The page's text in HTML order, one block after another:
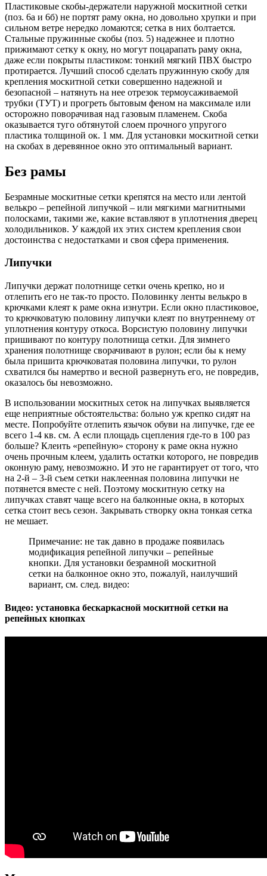
Пластиковые скобы-держатели наружной москитной сетки
(поз. 6а и 6б) не портят раму окна, но довольно хрупки и при
сильном ветре нередко ломаются; сетка в них болтается.
Стальные пружинные скобы (поз. 5) надежнее и плотно
прижимают сетку к окну, но могут поцарапать раму окна,
даже если покрыты пластиком: тонкий мягкий ПВХ быстро
протирается. Лучший способ сделать пружинную скобу для
крепления москитной сетки совершенно надежной и
безопасной – натянуть на нее отрезок термоусаживаемой
трубки (ТУТ) и прогреть бытовым феном на максимале или
осторожно поворачивая над газовым пламенем. Скоба
оказывается туго обтянутой слоем прочного упругого
пластика толщиной ок. 1 мм. Для установки москитной сетки
на скобах в деревянное окно это оптимальный вариант.
Без рамы
Безрамные москитные сетки крепятся на место или лентой
велькро – репейной липучкой – или мягкими магнитными
полосками, такими же, какие вставляют в уплотнения дверец
холодильников. У каждой их этих систем крепления свои
достоинства с недостатками и своя сфера применения.
Липучки
Липучки держат полотнище сетки очень крепко, но и
отлепить его не так-то просто. Половинку ленты велькро в
крючками клеят к раме окна изнутри. Если окно пластиковое,
то крючковатую половину липучки клеят по внутреннему от
уплотнения контуру откоса. Ворсистую половину липучки
пришивают по контуру полотнища сетки. Для зимнего
хранения полотнище сворачивают в рулон; если бы к нему
была пришита крючковатая половина липучки, то рулон
схватился бы намертво и весной развернуть его, не повредив,
оказалось бы невозможно.
В использовании москитных сеток на липучках выявляется
еще неприятные обстоятельства: больно уж крепко сидят на
месте. Попробуйте отлепить язычок обуви на липучке, где ее
всего 1-4 кв. см. А если площадь сцепления где-то в 100 раз
больше? Клеить «репейную» сторону к раме окна нужно
очень прочным клеем, удалить остатки которого, не повредив
оконную раму, невозможно. И это не гарантирует от того, что
на 2-й – 3-й съем сетки наклеенная половина липучки не
потянется вместе с ней. Поэтому москитную сетку на
липучках ставят чаще всего на балконные окна, в которых
сетка стоит весь сезон. Закрывать створку окна тонкая сетка
не мешает.
Примечание: не так давно в продаже появилась
модификация репейной липучки – репейные
кнопки. Для установки безрамной москитной
сетки на балконное окно это, пожалуй, наилучший
вариант, см. след. видео:
Видео: установка бескаркасной москитной сетки на
репейных кнопках